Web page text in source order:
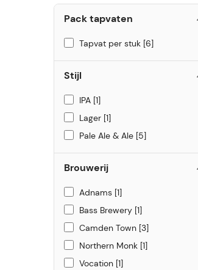
Pack tapvaten
Tapvat per stuk 6
Stijl
IPA 1
Lager 1
Pale Ale & Ale 5
Brouwerij
Adnams 1
Bass Brewery 1
Camden Town 3
Northern Monk 1
Vocation 1